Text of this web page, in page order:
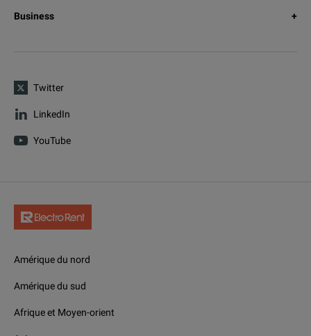
Business
Twitter
LinkedIn
YouTube
Amérique du nord
Amérique du sud
Afrique et Moyen-orient